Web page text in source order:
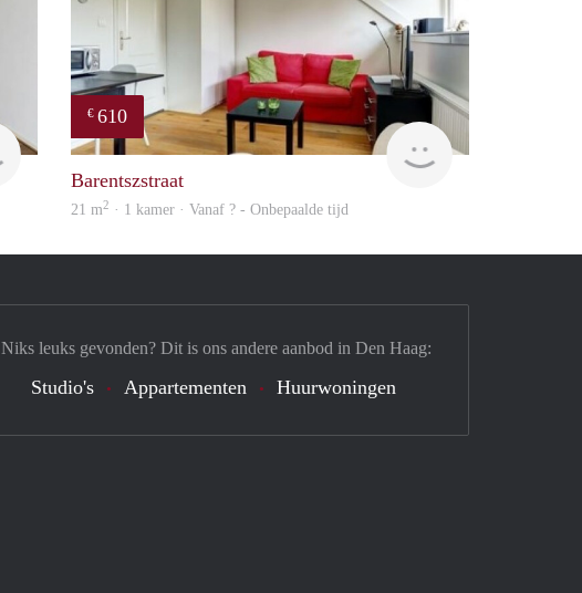
€ 610
Barentszstraat
21 m2 · 1 kamer · Vanaf ? - Onbepaalde tijd
Niks leuks gevonden? Dit is ons andere aanbod in Den Haag:
Studio's Appartementen Huurwoningen